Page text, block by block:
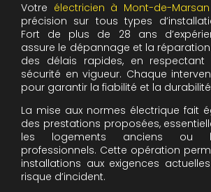
Votre électricien à Mont-de-Marsan
précision sur tous types
Fort de plus de 28 ans
assure le dépannage et la
des délais rapides, en
sécurité en vigueur. Chaque
pour garantir la fiabilité et la
La mise aux normes électrique fait
des prestations proposées,
les logements anciens ou
professionnels. Cette opération
installations aux exigences
risque d’incident.